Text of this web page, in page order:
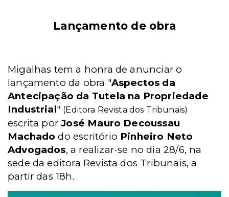
Lançamento de obra
Migalhas tem a honra de anunciar o
lançamento da obra "Aspectos da
Antecipação da Tutela na Propriedade
Industrial" (Editora Revista dos Tribunais)
escrita porJosé Mauro Decoussau
Machado do escritório Pinheiro Neto
Advogados, a realizar-se no dia 28/6, na
sede da editora Revista dos Tribunais, a
partir das 18h.